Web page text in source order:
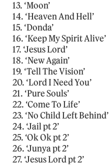
13. ‘Moon’
14. ‘Heaven And Hell’
15. ‘Donda’
16. ‘Keep My Spirit Alive’
17. ‘Jesus Lord’
18. ‘New Again’
19. ‘Tell The Vision’
20. ‘Lord I Need You’
21. ‘Pure Souls’
22. ‘Come To Life’
23. ‘No Child Left Behind’
24. ‘Jail pt 2’
25. ‘Ok Ok pt 2’
26. ‘Junya pt 2’
27. ‘Jesus Lord pt 2’